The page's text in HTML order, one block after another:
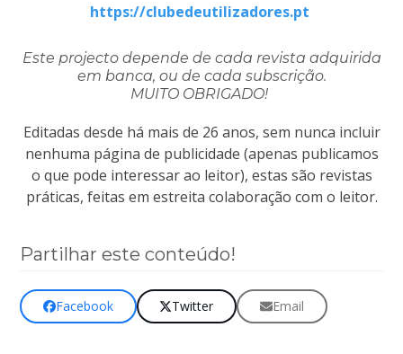
https://clubedeutilizadores.pt
Este projecto depende de cada revista adquirida
em banca, ou de cada subscrição.
MUITO OBRIGADO!
Editadas desde há mais de 26 anos, sem nunca incluir
nenhuma página de publicidade (apenas publicamos
o que pode interessar ao leitor), estas são revistas
práticas, feitas em estreita colaboração com o leitor.
Partilhar este conteúdo!
Facebook Twitter Email